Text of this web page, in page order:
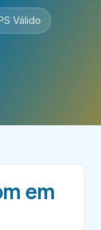
Válido
em